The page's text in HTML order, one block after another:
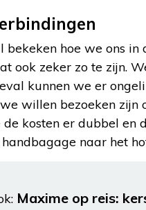
hoe we ons
ook zeker zo te zijn.
kunnen we er
willen bezoeken
kosten er dubbel
naar het
Maxime op reis: